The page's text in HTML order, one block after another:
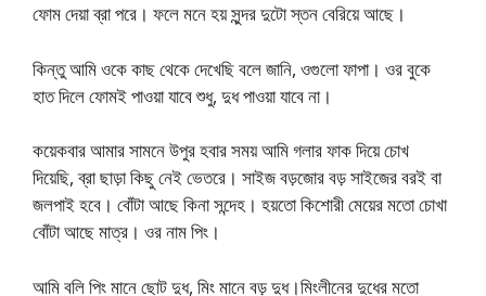
ফোম দেয়া ব্রা পরে। ফলে মনে হয় সুন্দর দুটো স্তন বেরিয়ে আছে।
কিন্তু আমি ওকে কাছ থেকে দেখেছি বলে জানি, ওগুলো ফাপা। ওর বুকে
হাত দিলে ফোমই পাওয়া যাবে শুধু, দুধ পাওয়া যাবে না।
কয়েকবার আমার সামনে উপুর হবার সময় আমি গলার ফাক দিয়ে চোখ
দিয়েছি, ব্রা ছাড়া কিছু নেই ভেতরে। সাইজ বড়জোর বড় সাইজের বরই বা
জলপাই হবে। বোঁটা আছে কিনা সন্দেহ। হয়তো কিশোরী মেয়ের মতো চোখা
বোঁটা আছে মাত্র। ওর নাম পিং।
আমি বলি পিং মানে ছোট দুধ, মিং মানে বড় দুধ।মিংলীনের দুধের মতো